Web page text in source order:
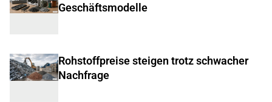
Geschäftsmodelle
Rohstoffpreise steigen trotz schwacher
Nachfrage